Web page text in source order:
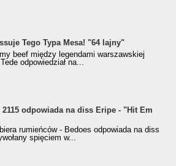
Tego Typa Mesa! "64 lajny"
beef między legendami warszawskiej
odpowiedział na...
2115 odpowiada na diss Eripe - "Hit Em
rumieńców - Bedoes odpowiada na diss
spięciem w...